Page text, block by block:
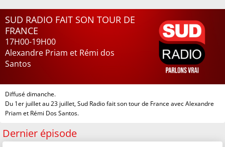
SUD RADIO FAIT SON TOUR DE
FRANCE
17H00-19H00
Alexandre Priam et Rémi dos
Santos
Diffusé dimanche.
Du 1er juillet au 23 juillet, Sud Radio fait son tour de France avec Alexandre
Priam et Rémi Dos Santos.
Dernier épisode